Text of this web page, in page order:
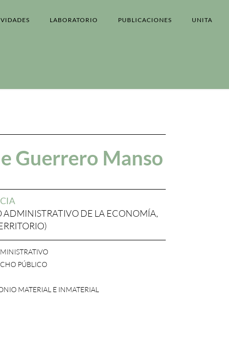
LABORATORIO PUBLICACIONES UNITA
Guerrero Manso
ADMINISTRATIVO DE LA ECONOMÍA,
PÚBLICO
MATERIAL E INMATERIAL